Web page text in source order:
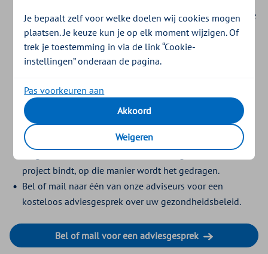
Onderzoek bij uw medewerkers waar de meeste behoefte
aan is. Dan ontwikkelt u ook echt iets waar iedereen mee
aan de slag kan.
Start met één aandachtsgebied. Dat is het begin van uw
ontwikkelen.
Begin met een pilot. Dat houdt het kleinschalig en
behapbaar. Als het een succes is, kunt u het verder
uitrollen in de organisatie.
project bindt, op die manier wordt het gedragen.
Bel of mail naar één van onze adviseurs voor een
kosteloos adviesgesprek over uw gezondheidsbeleid.
Bel of mail voor een adviesgesprek
Je bepaalt zelf voor welke doelen wij cookies mogen
plaatsen. Je keuze kun je op elk moment wijzigen. Of
trek je toestemming in via de link “Cookie-
instellingen” onderaan de pagina.
Pas voorkeuren aan
Akkoord
Weigeren